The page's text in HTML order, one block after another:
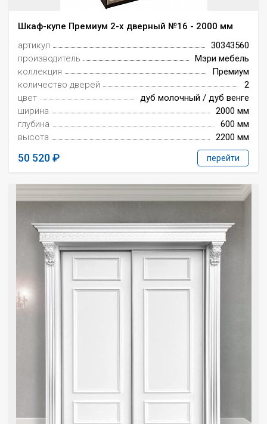
Шкаф-купе Премиум 2-х дверный №16 - 2000 мм
артикул
30343560
производитель
Мэри мебель
коллекция
Премиум
количество дверей
2
цвет
дуб молочный / дуб венге
ширина
2000 мм
глубина
600 мм
высота
2200 мм
50 520 перейти